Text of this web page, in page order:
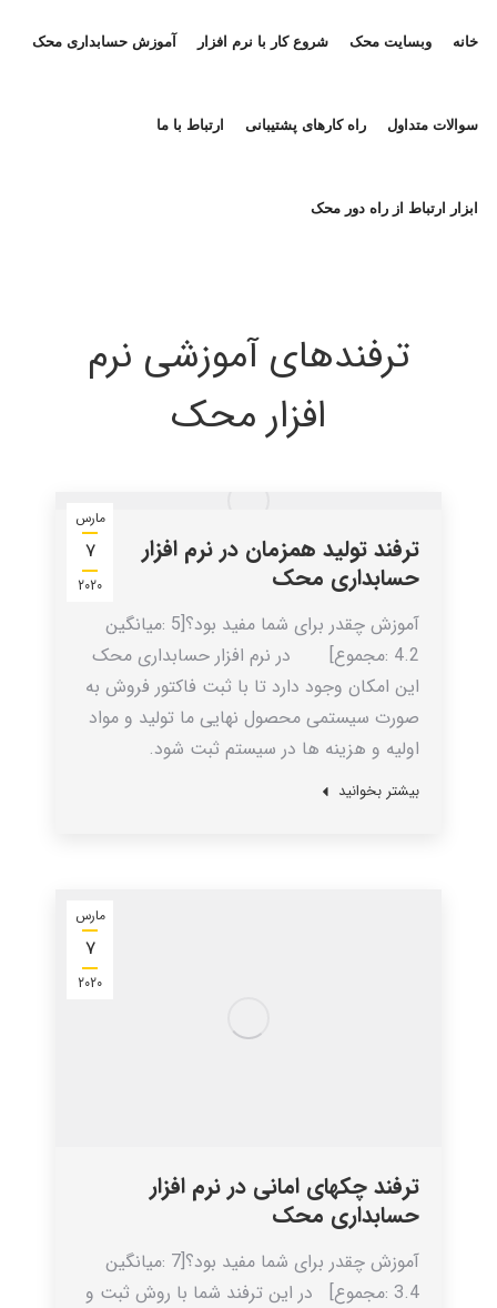
خانه وبسایت محک شروع کار با نرم افزار آموزش حسابداری محک
سوالات متداول راه کارهای پشتیبانی ارتباط با ما
ابزار ارتباط از راه دور محک
ترفندهای آموزشی نرم
افزار محک
مارس
7
2020
ترفند تولید همزمان در نرم افزار
حسابداری محک
آموزش چقدر برای شما مفید بود؟[5 :میانگین
4.2 :مجموع] در نرم افزار حسابداری محک
این امکان وجود دارد تا با ثبت فاکتور فروش به
صورت سیستمی محصول نهایی ما تولید و مواد
اولیه و هزینه ها در سیستم ثبت شود.
بیشتر بخوانید
مارس
7
2020
ترفند چکهای امانی در نرم افزار
حسابداری محک
آموزش چقدر برای شما مفید بود؟[7 :میانگین
3.4 :مجموع] در این ترفند شما با روش ثبت و